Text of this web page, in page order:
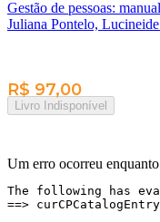
Gestão de pessoas:
Juliana Pontelo,
R$ 97,00
Livro Indisponível
Um erro ocorreu
The following has
==>